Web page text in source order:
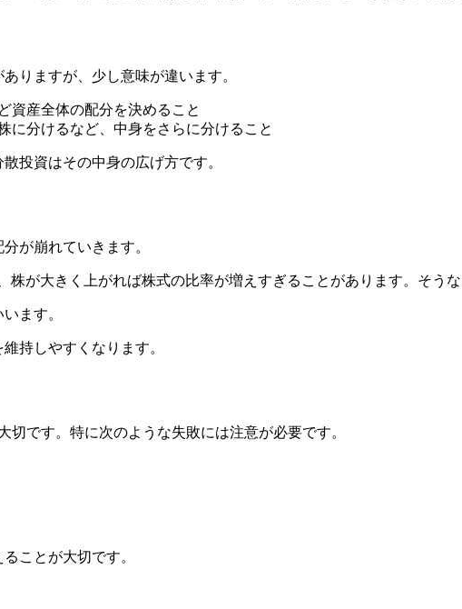
りますが、少し意味が違います。
資産全体の配分を決めること
に分けるなど、中身をさらに分けること
投資はその中身の広げ方です。
が崩れていきます。
株が大きく上がれば株式の比率が増えすぎることがあります。そう
ます。
持しやすくなります。
です。特に次のような失敗には注意が必要です。
ことが大切です。